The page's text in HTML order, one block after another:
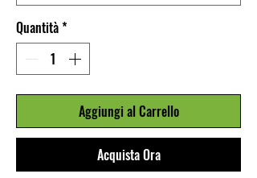
Quantità*
Aggiungi al Carrello
Acquista Ora